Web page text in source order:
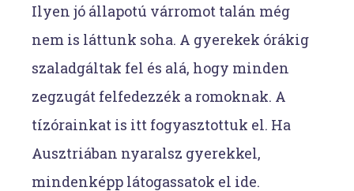
Ilyen jó állapotú várromot talán még
nem is láttunk soha. A gyerekek órákig
szaladgáltak fel és alá, hogy minden
zegzugát felfedezzék a romoknak. A
tízórainkat is itt fogyasztottuk el. Ha
Ausztriában nyaralsz gyerekkel,
mindenképp látogassatok el ide.